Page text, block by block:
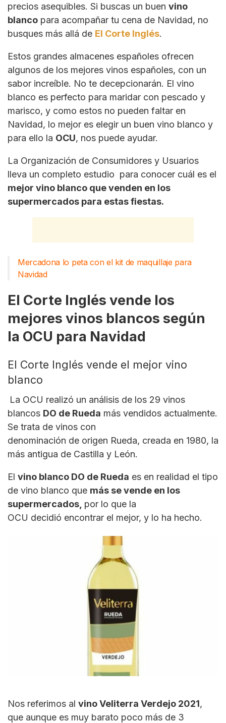
precios asequibles. Si buscas un buen vino
blanco para acompañar tu cena de Navidad, no
busques más allá de El Corte Inglés.
Estos grandes almacenes españoles ofrecen
algunos de los mejores vinos españoles, con un
sabor increíble. No te decepcionarán. El vino
blanco es perfecto para maridar con pescado y
marisco, y como estos no pueden faltar en
Navidad, lo mejor es elegir un buen vino blanco y
para ello la OCU, nos puede ayudar.
La Organización de Consumidores y Usuarios
lleva un completo estudio para conocer cuál es el
mejor vino blanco que venden en los
supermercados para estas fiestas.
Mercadona lo peta con el kit de maquillaje para
Navidad
El Corte Inglés vende los
mejores vinos blancos según
la OCU para Navidad
El Corte Inglés vende el mejor vino
blanco
La OCU realizó un análisis de los 29 vinos
blancos DO de Rueda más vendidos actualmente.
Se trata de vinos con
denominación de origen Rueda, creada en 1980, la
más antigua de Castilla y León.
El vino blanco DO de Rueda es en realidad el tipo
de vino blanco que más se vende en los
supermercados, por lo que la
OCU decidió encontrar el mejor, y lo ha hecho.
Nos referimos al vinoVeliterra Verdejo 2021,
que aunque es muy barato poco más de 3